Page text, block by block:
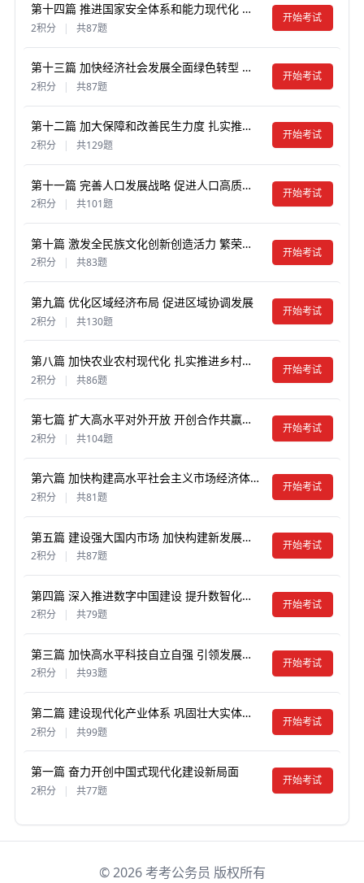
第十四篇 推进国家安全体系和能力现代化 建设更高水平平安中国
2积分 | 共87题
开始考试
第十三篇 加快经济社会发展全面绿色转型 建设美丽中国
2积分 | 共87题
开始考试
第十二篇 加大保障和改善民生力度 扎实推进全体人民共同富裕
2积分 | 共129题
开始考试
第十一篇 完善人口发展战略 促进人口高质量发展
2积分 | 共101题
开始考试
第十篇 激发全民族文化创新创造活力 繁荣发展社会主义文化
2积分 | 共83题
开始考试
第九篇 优化区域经济布局 促进区域协调发展
2积分 | 共130题
开始考试
第八篇 加快农业农村现代化 扎实推进乡村全面振兴
2积分 | 共86题
开始考试
第七篇 扩大高水平对外开放 开创合作共赢新局面
2积分 | 共104题
开始考试
第六篇 加快构建高水平社会主义市场经济体制 增强高质量发展动力
2积分 | 共81题
开始考试
第五篇 建设强大国内市场 加快构建新发展格局
2积分 | 共87题
开始考试
第四篇 深入推进数字中国建设 提升数智化发展水平
2积分 | 共79题
开始考试
第三篇 加快高水平科技自立自强 引领发展新质生产力
2积分 共93题
开始考试
第二篇 建设现代化产业体系 巩固壮大实体经济根基
2积分 | 共99题
开始考试
第一篇 奋力开创中国式现代化建设新局面
2积分 | 共77题
开始考试
©2026考考公务员 版权所有